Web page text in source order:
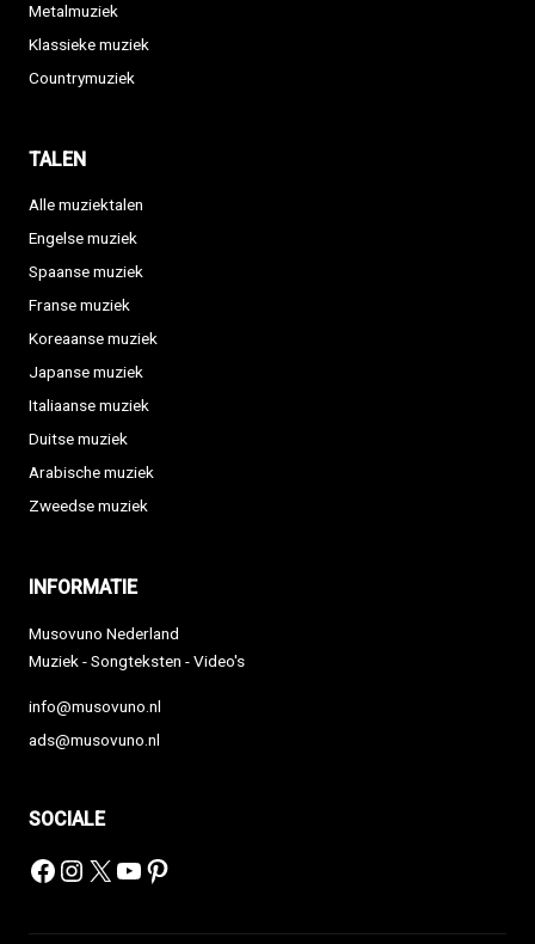
Metalmuziek
Klassieke muziek
Countrymuziek
TALEN
Alle muziektalen
Engelse muziek
Spaanse muziek
Franse muziek
Koreaanse muziek
Japanse muziek
Italiaanse muziek
Duitse muziek
Arabische muziek
Zweedse muziek
INFORMATIE
Musovuno Nederland
Muziek - Songteksten - Video's
info@musovuno.nl
ads@musovuno.nl
SOCIALE
Facebook
Instagram
X YouTube
Pinterest